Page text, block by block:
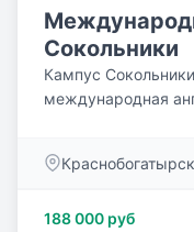
Сокольники
Кампус
международная
находится в
передовым
188 000 руб